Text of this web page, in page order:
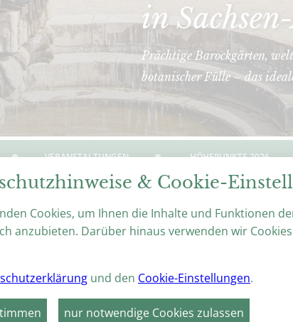
in
Prächtige Barockgärten,
botanischer Fülle – das
VERANSTALTUNGEN HÖHEPUNKTE 2026
& Cookie-
Cookies, um Ihnen die Inhalte und Funktionen
anzubieten. Darüber hinaus verwenden wir
und den Cookie-Einstellungen.
nur notwendige Cookies zulassen